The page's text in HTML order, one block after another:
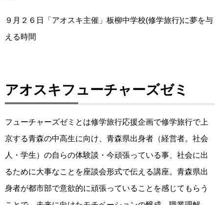
９月２６日「アオスキ主催」板柳中学校(修学旅行)に夢を与
える時間
アオスキフューチャーズゼミ
フューチャーズゼミとは修学旅行応援企画で修学旅行で上
京する青森の中高生に向け、青森県出身者（経営者。社会
人・学生）の自らの体験談・今頑張っている事、社会に出
るために大事なことを座談会形式で伝える講座。青森県出
身者が都市部で意欲的に頑張っていることを感じてもらう